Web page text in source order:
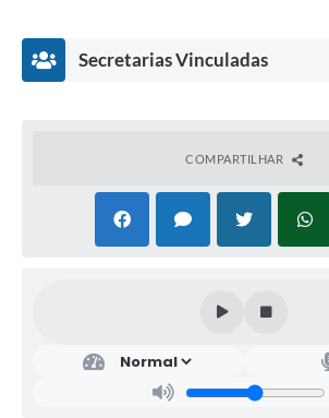
Plano de Contingência 2024-2025 Lins/SP
Tributos
Secretarias Vinculadas
do
COMPARTILHAR